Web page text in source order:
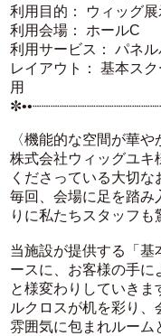
利用目的： ウィッグ
利用会場： ホールC
利用サービス： パネ
レイアウト： 基本ス
用
〈機能的な空間が華や
株式会社ウィッグユキ
くださっている大切な
毎回、会場に足を踏み
りに私たちスタッフも
当施設が提供する「
ースに、お客様の手
と様変わりしていき
ルクロスが机を彩り、
雰囲気に包まれルーム